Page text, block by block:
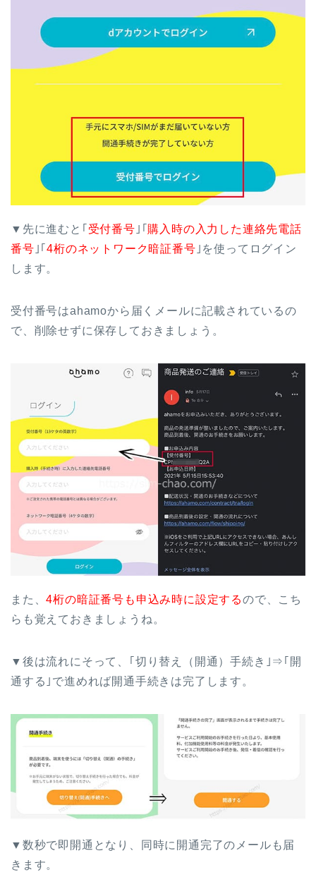
▼先に進むと｢ 受付番号 ｣｢ 購入時の入力した連絡先電話
番号 ｣｢4桁のネットワーク暗証番号 ｣を使ってログイン
します。
受付番号はahamoから届くメールに記載されているの
で、削除せずに保存しておきましょう。
また、4桁の暗証番号も申込み時に設定するので、こち
らも覚えておきましょうね。
▼後は流れにそって、｢切り替え（開通）手続き｣⇒｢開
通する｣で進めれば開通手続きは完了します。
▼数秒で即開通となり、同時に開通完了のメールも届
きます。